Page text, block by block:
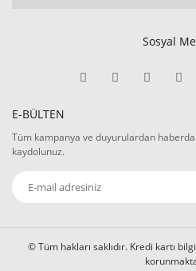
Sosyal
E-BÜLTEN
Tüm kampanya ve duyurulardan
kaydolunuz.
© Tüm hakları saklıdır. Kredi kartı